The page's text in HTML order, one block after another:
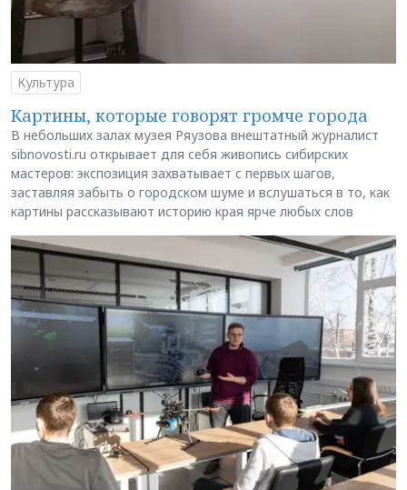
Культура
Картины, которые говорят громче города
В небольших залах музея Ряузова внештатный журналист
sibnovosti.ru открывает для себя живопись сибирских
мастеров: экспозиция захватывает с первых шагов,
заставляя забыть о городском шуме и вслушаться в то, как
картины рассказывают историю края ярче любых слов